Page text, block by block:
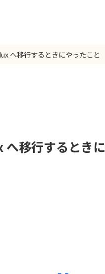
へ移行するときにやったこと
移行するとき